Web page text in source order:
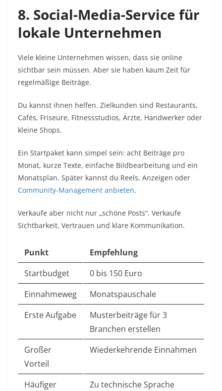
8. Social-Media-Service für
lokale Unternehmen
Viele kleine Unternehmen wissen, dass sie online
sichtbar sein müssen. Aber sie haben kaum Zeit für
regelmäßige Beiträge.
Du kannst ihnen helfen. Zielkunden sind Restaurants,
Cafés, Friseure, Fitnessstudios, Ärzte, Handwerker oder
kleine Shops.
Ein Startpaket kann simpel sein: acht Beiträge pro
Monat, kurze Texte, einfache Bildbearbeitung und ein
Monatsplan. Später kannst du Reels, Anzeigen oder
Community-Management anbieten.
Verkaufe aber nicht nur „schöne Posts“. Verkaufe
Sichtbarkeit, Vertrauen und klare Kommunikation.
Punkt
Empfehlung
Startbudget
0 bis 150 Euro
Einnahmeweg
Monatspauschale
Erste Aufgabe
Musterbeiträge für 3
Branchen erstellen
Großer
Vorteil
Wiederkehrende Einnahmen
Häufiger
Zu technische Sprache